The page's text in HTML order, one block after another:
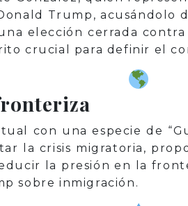
Trump, acusándolo
elección cerrada
crucial para definir el
con una especie de
la crisis migratoria,
la presión en la
sobre inmigración.